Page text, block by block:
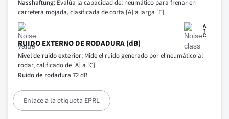
Nasshaftung: Evalúa la capacidad del neumático para frenar en
carretera mojada, clasificada de corta [A] a larga [E].
RUIDO EXTERNO DE RODADURA (dB)
Nivel de ruido exterior: Mide el ruido generado por el neumático al
rodar, calificado de [A] a [C].
Ruido de rodadura 72 dB
Enlace a la etiqueta EPRL